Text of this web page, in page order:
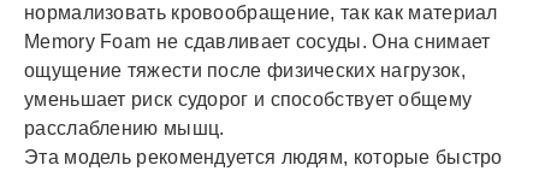
нормализовать кровообращение, так как материал
Memory Foam не сдавливает сосуды. Она снимает
ощущение тяжести после физических нагрузок,
уменьшает риск судорог и способствует общему
расслаблению мышц.
Эта модель рекомендуется людям, которые быстро